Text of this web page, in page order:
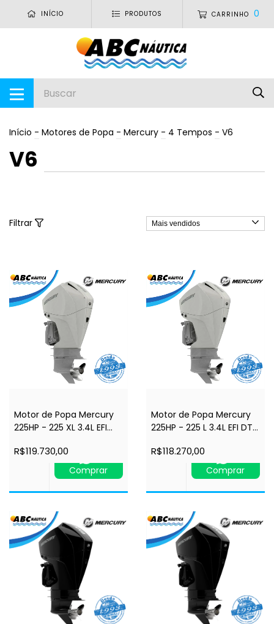
INÍCIO PRODUTOS CARRINHO 0
Início - Motores de Popa - Mercury - 4 Tempos - V6
V6
Filtrar
Motor de Popa Mercury
225HP - 225 XL 3.4L EFI
4.8"-Comando à
Distância-Power Trim-
Rabeta 25"-4 tempos
R$119.730,00
Comprar
Motor de Popa Mercury
225HP - 225 L 3.4L EFI DTS
Comando à Distância-
Power Trim-Rabeta
20"-4 tempos
R$118.270,00
Comprar